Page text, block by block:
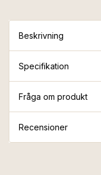
Beskrivning
Specifikation
Fråga om produkt
Recensioner